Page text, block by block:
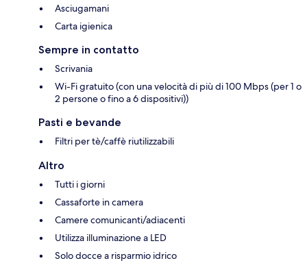
Asciugamani
Carta igienica
Sempre in contatto
Scrivania
Wi-Fi gratuito (con una velocità di più di 100 Mbps (per 1 o
2 persone o fino a 6 dispositivi))
Pasti e bevande
Filtri per tè/caffè riutilizzabili
Altro
Tutti i giorni
Cassaforte in camera
Camere comunicanti/adiacenti
Utilizza illuminazione a LED
Solo docce a risparmio idrico